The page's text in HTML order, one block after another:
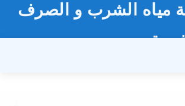
مياه الشرب و الصرف